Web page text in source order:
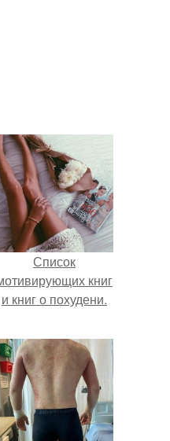
Список
книг
и книг о похудени.